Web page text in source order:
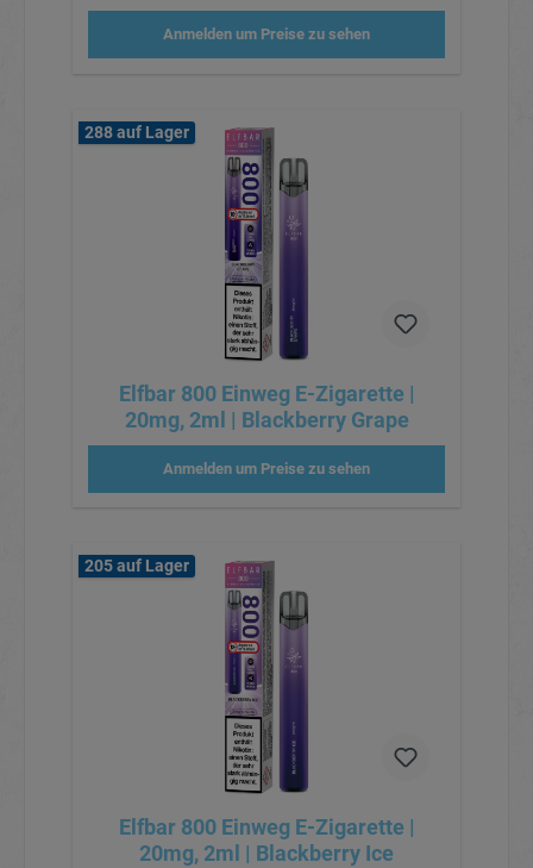
Anmelden um Preise zu sehen
288 auf Lager
Elfbar 800 Einweg E-Zigarette |
20mg, 2ml | Blackberry Grape
Anmelden um Preise zu sehen
205 auf Lager
Elfbar 800 Einweg E-Zigarette |
20mg, 2ml | Blackberry Ice